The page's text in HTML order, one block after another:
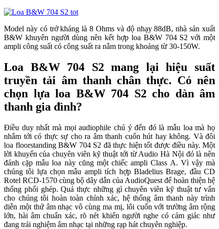
Model này có trở kháng là 8 Ohms và độ nhạy 88dB, nhà sản xuất
B&W khuyên người dùng nên kết hợp loa B&W 704 S2 với một
ampli công suất có công suất ra nằm trong khoảng từ 30-150W.
Loa B&W 704 S2 mang lại hiệu suất
truyền tải âm thanh chân thực. Có nên
chọn lựa loa B&W 704 S2 cho dàn âm
thanh gia đình?
Điều duy nhất mà mọi audiophile chú ý đến đó là mẫu loa mà họ
nhắm tới có thực sự cho ra âm thanh cuốn hút hay không. Và đôi
loa floorstanding B&W 704 S2 đã thực hiện tốt được điều này. Một
lời khuyến của chuyên viên kỹ thuật tới từ Audio Hà Nội đó là nên
đánh cặp mẫu loa này cũng một chiếc ampli Class A. Vì vậy mà
chúng tôi lựa chọn mẫu ampli tích hợp Bladelius Brage, đầu CD
Rotel RCD-1570 cùng bộ dây dẫn của AudioQuest để hoàn thiện hệ
thống phối ghép. Quả thực những gì chuyên viên kỹ thuật tư vấn
cho chúng tôi hoàn toàn chính xác, hệ thống âm thanh này trình
diễn một thứ âm nhạc vô cùng ma mị, lôi cuốn với trường âm rộng
lớn, hài âm chuẩn xác, rõ nét khiến người nghe có cảm giác như
đang trải nghiệm âm nhạc tại những rạp hát chuyên nghiệp.